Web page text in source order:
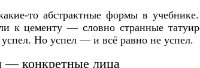
то абстрактные формы в
к цементу — словно странные
Но успел — и всё равно не успел.
конкретные лица